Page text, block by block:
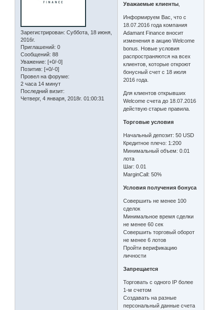
Зарегистрирован: Суббота, 18 июня,
2016г.
Приглашений: 0
Сообщений: 88
Уважение: [+0/-0]
Позитив: [+0/-0]
Провел на форуме:
2 часа 14 минут
Последний визит:
Четверг, 4 января, 2018г. 01:00:31
Уважаемые клиенты
Информируем Вас, что с
18.07.2016 года компания
Adamant Finance вносит
изменения в акцию Welcome
bonus. Новые условия
распространяются на всех
клиентов, которые откроют
бонусный счет с 18 июля
2016 года.
Для клиентов открывших
Welcome счета до 18.07.2016
действую старые правила.
Торговые условия
Начальный депозит: 50 USD
Кредитное плечо: 1:200
Минимальный объем: 0.01
лота
Шаг: 0.01
MarginCall: 50%
Условия получения бонуса
Совершить не менее 100
сделок
Минимальное время сделки
не менее 60 сек
Совершить торговый оборот
не менее 6 лотов
Пройти верификацию
личности
Запрещается
Торговать с одного IP более
1-м счетом
Создавать на разные
персональный данные счета